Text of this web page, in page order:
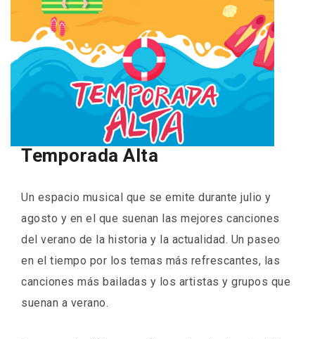
Temporada Alta
Un espacio musical que se emite durante julio y
agosto y en el que suenan las mejores canciones
del verano de la historia y la actualidad. Un paseo
en el tiempo por los temas más refrescantes, las
canciones más bailadas y los artistas y grupos que
suenan a verano.